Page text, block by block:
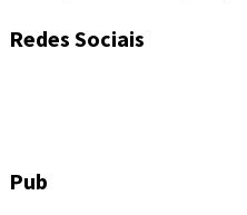
Redes Sociais
Pub